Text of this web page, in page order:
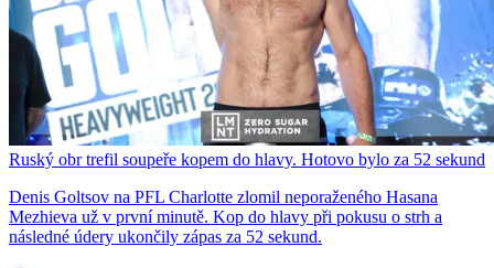
Ruský obr trefil soupeře kopem do hlavy. Hotovo bylo za 52 sekund
Denis Goltsov na PFL Charlotte zlomil neporaženého Hasana
Mezhieva už v první minutě. Kop do hlavy při pokusu o strh a
následné údery ukončily zápas za 52 sekund.